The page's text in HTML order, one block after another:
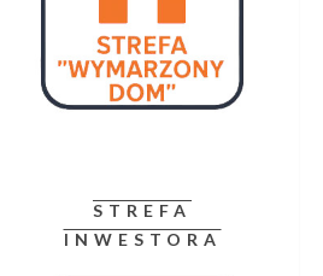
STREFA
INWESTORA